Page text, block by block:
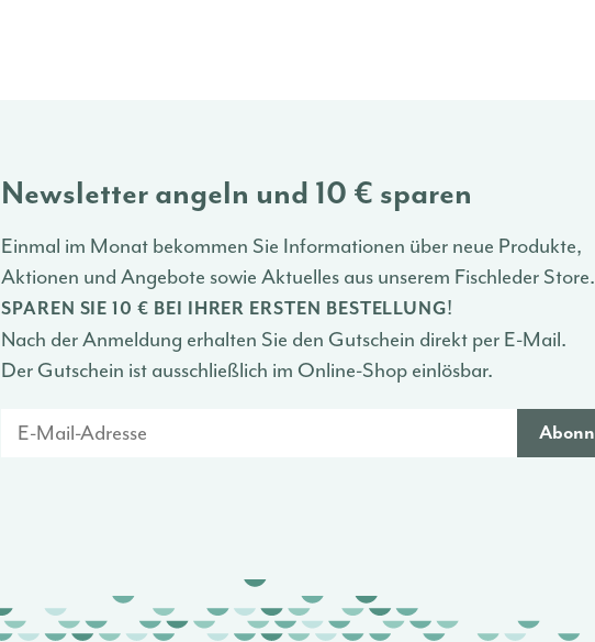
Newsletter angeln und 10 € sparen
Einmal im Monat bekommen Sie Informationen über neue Produkte,
Aktionen und Angebote sowie Aktuelles aus unserem Fischleder Store.
SPAREN SIE 10 € BEI IHRER ERSTEN BESTELLUNG!
Nach der Anmeldung erhalten Sie den Gutschein direkt per E-Mail.
Der Gutschein ist ausschließlich im Online-Shop einlösbar.